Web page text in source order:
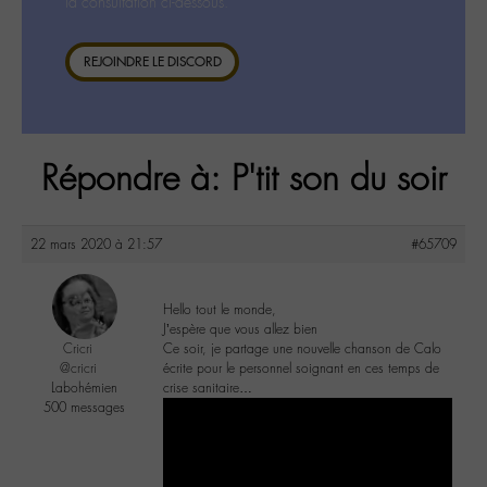
REJOINDRE LE DISCORD
Répondre à: P'tit son du soir
22 mars 2020 à 21:57 #65709
Cricri
@cricri
Labohémien
500 messages
Hello tout le monde,
J’espère que vous allez bien
Ce soir, je partage une nouvelle chanson de Calo
écrite pour le personnel soignant en ces temps de
crise sanitaire…